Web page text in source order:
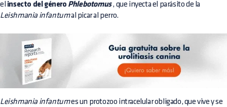
el insecto del género Phlebotomus, que inyecta el parásito de la
Leishmania infantumal picar al perro.
Leishmania infantumes un protozoo intracelular obligado, que vive y se